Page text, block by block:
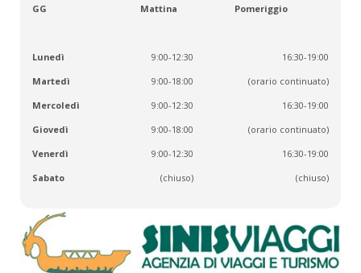
GG Mattina Pomeriggio
Lunedì 9:00-12:30
16:30-19:00
Martedì
9:00-18:00
(orario continuato)
Mercoledì
9:00-12:30
16:30-19:00
Giovedì
9:00-18:00
(orario continuato)
Venerdì
9:00-12:30
16:30-19:00
Sabato
(chiuso) (chiuso)